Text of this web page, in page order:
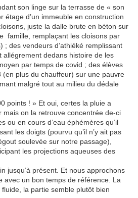
son linge sur la terrasse de « son
étage d’un immeuble en construction
juste la dalle brute en béton sur
famille, remplaçant les cloisons par
; des vendeurs d’athiéké remplissant
allégrement dedans histoire de les
par temps de covid ; des élèves
(en plus du chauffeur) sur une pauvre
malgré tout au milieu du dédale
points ! » Et oui, certes la pluie a
mais on la retrouve concentrée de-ci
ou en cours d’eau éphémères qu’il
les doigts (pourvu qu’il n’y ait pas
soulevée sur notre passage),
les projections aqueuses des
jusqu’à présent. Et nous approchons
avec un bon temps de référence. La
la partie semble plutôt bien